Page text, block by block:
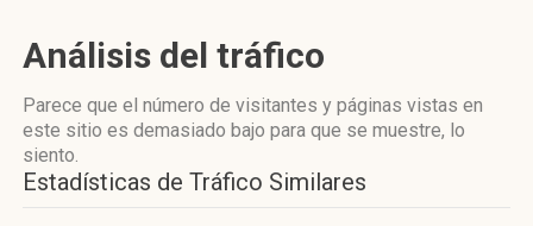
Análisis del tráfico
Parece que el número de visitantes y páginas vistas en
este sitio es demasiado bajo para que se muestre, lo
siento.
Estadísticas de Tráfico Similares